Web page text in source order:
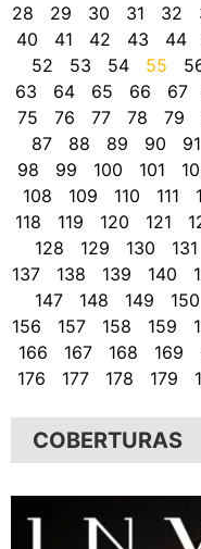
28
29 30 31 32
40
41 42 43 44
52
53 54 55
63
64 65 66 67
75
76 77 78 79
87
88 89 90 91
98
99 100 101
108
109 110 111
118
119 120 121
128
129 130 131
137
138 139 140
147
148 149 150
156
157 158 159
166
167 168 169
176
177 178 179
COBERTURAS